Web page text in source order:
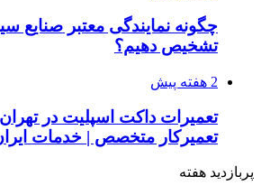
چگونه نمایندگی معتبر صنایع
تشخیص دهیم؟
2 هفته پیش
تعمیرات داکت اسپلیت در
تعمیرکار متخصص | خدمات
پربازدید هفته